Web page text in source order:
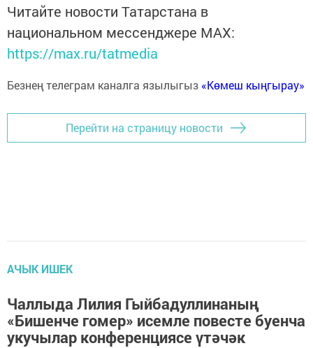
Читайте новости Татарстана в
национальном мессенджере MАХ:
https://max.ru/tatmedia
Безнең телеграм каналга язылыгыз «Көмеш кыңгырау»
Перейти на страницу новости
АЧЫК ИШЕК
Чаллыда Лилия Гыйбадуллинаның
«Бишенче гомер» исемле повесте буенча
укучылар конференциясе үтәчәк